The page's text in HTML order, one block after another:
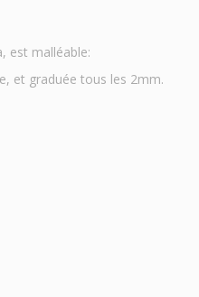
est malléable:
et graduée tous les 2mm.